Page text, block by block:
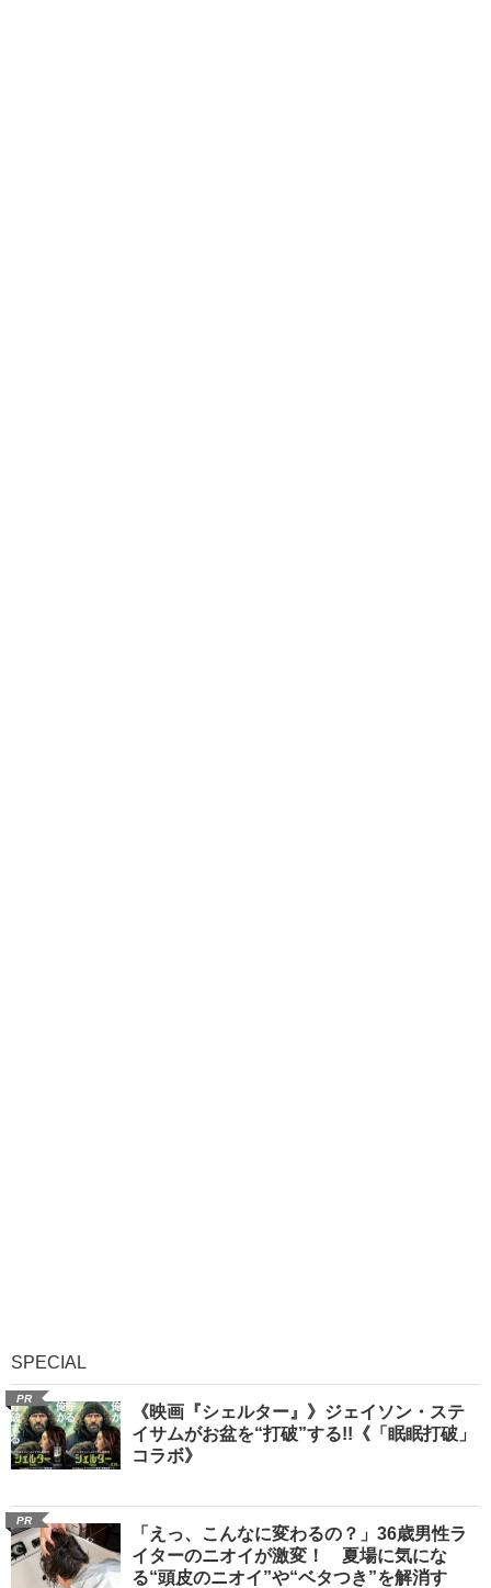
SPECIAL
PR
《映画『シェルター』》ジェイソン・ステ
イサムがお盆を“打破”する!!《「眠眠打破」
コラボ》
PR
「えっ、こんなに変わるの？」36歳男性ラ
イターのニオイが激変！ 夏場に気にな
る“頭皮のニオイ”や“ベタつき”を解消す